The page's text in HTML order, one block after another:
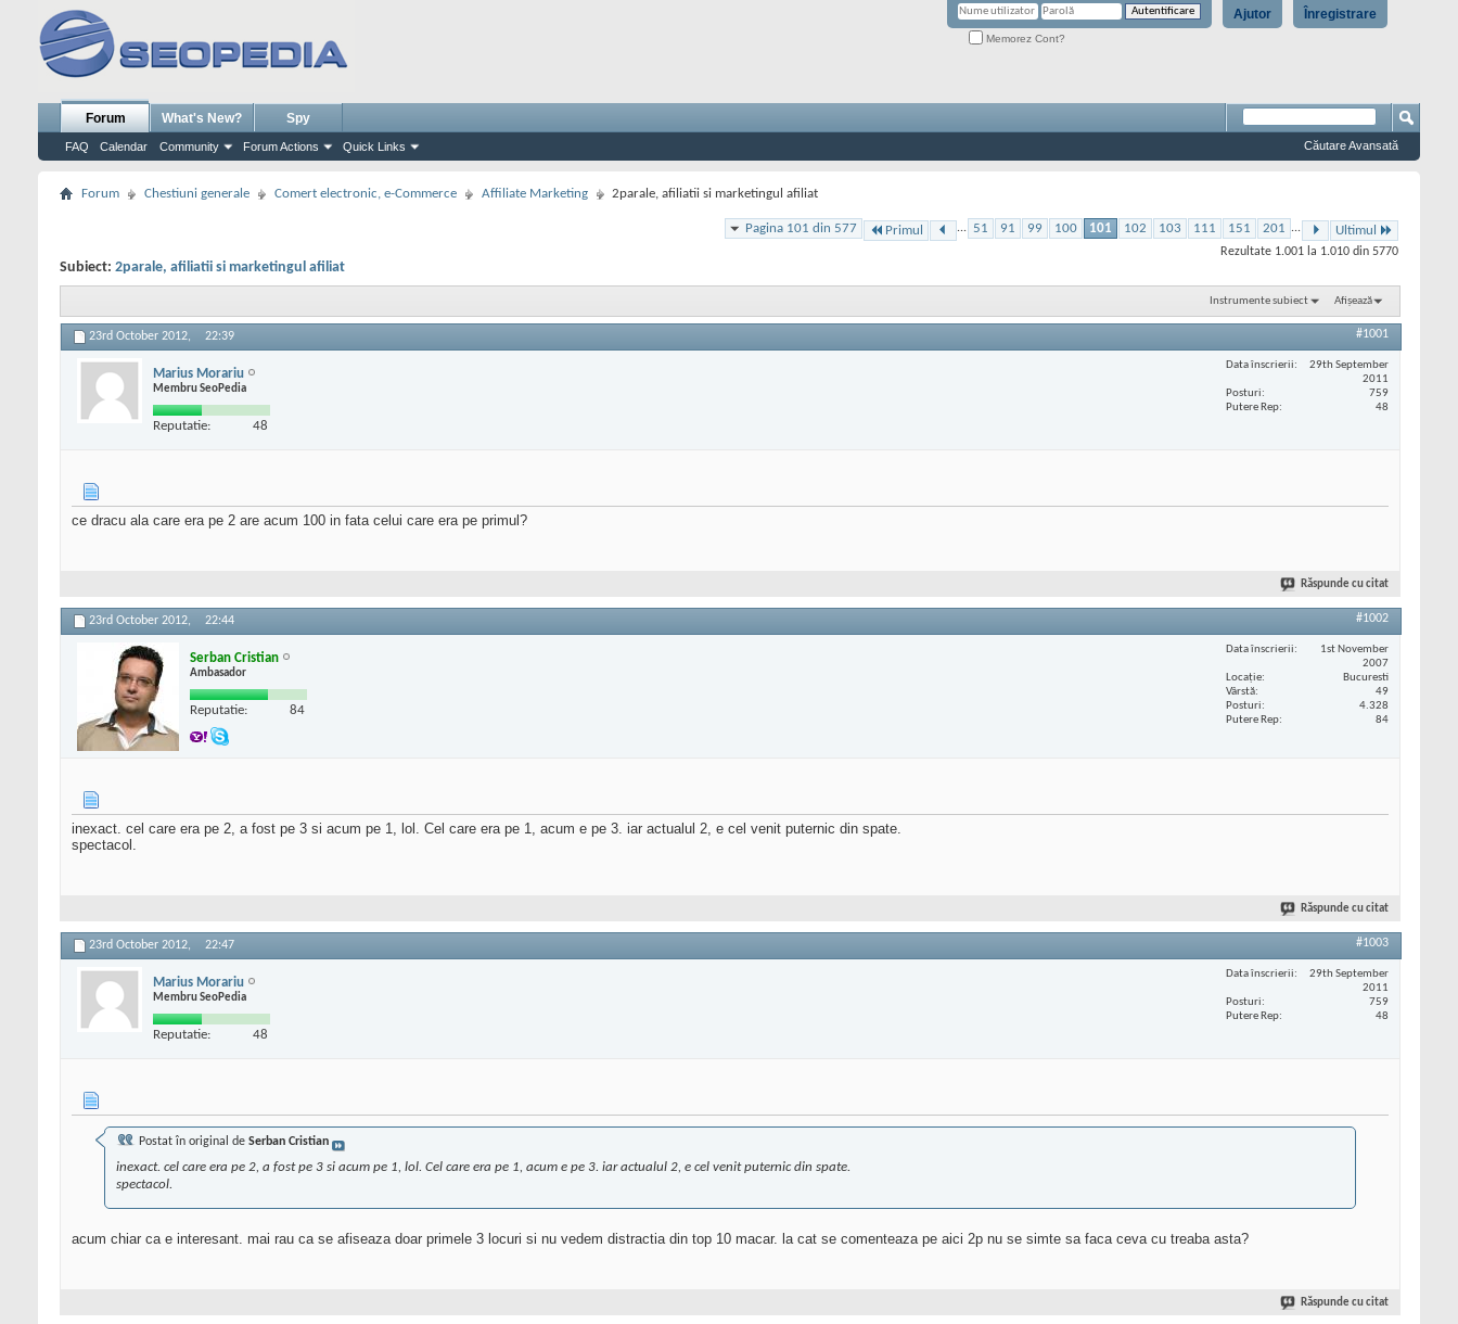
Înregistrare
Ajutor
Memorez Cont?
Forum
FAQ Calendar Community Forum Actions Quick Links
What's New? Spy
Căutare Avansată
Forum Chestiuni generale Comert electronic, e-Commerce Affiliate Marketing 2parale, afiliatii si marketingul afiliat
Pagina 101 din 577 Primul ... 51 91 99 100 101 102 103 111 151 201 ... Ultimul
Rezultate 1.001 la 1.010 din 5770
Subiect: 2parale, afiliatii si marketingul afiliat
Instrumente subiect Afișează
23rd October 2012, 22:39 #1001
Marius Morariu
Membru SeoPedia
Reputatie: 48
Data înscrierii
29th September
2011
Posturi
759
Putere Rep
48
ce dracu ala care era pe 2 are acum 100 in fata celui care era pe primul?
Răspunde cu citat
23rd October 2012, 22:44 #1002
Serban Cristian
Ambasador
Reputatie: 84
Data înscrierii
1st November
2007
Locaţie
Bucuresti
Vârstă
49
Posturi
4.328
Putere Rep
84
inexact. cel care era pe 2, a fost pe 3 si acum pe 1, lol. Cel care era pe 1, acum e pe 3. iar actualul 2, e cel venit puternic din spate.
spectacol.
Răspunde cu citat
23rd October 2012, 22:47 #1003
Marius Morariu
Membru SeoPedia
Reputatie: 48
Data înscrierii
29th September
2011
Posturi
759
Putere Rep
48
Postat în original de Serban Cristian
inexact. cel care era pe 2, a fost pe 3 si acum pe 1, lol. Cel care era pe 1, acum e pe 3. iar actualul 2, e cel venit puternic din spate.
spectacol.
acum chiar ca e interesant. mai rau ca se afiseaza doar primele 3 locuri si nu vedem distractia din top 10 macar. la cat se comenteaza pe aici 2p nu se simte sa faca ceva cu treaba asta?
Răspunde cu citat